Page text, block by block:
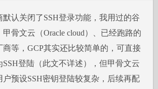
默认关闭了SSH登录功能，我用过的谷
骨文云（Oracle cloud）、已经跑路的
商等，GCP其实还比较简单的，可直接
登陆（此文不详述），但甲骨文云
户预设SSH密钥登陆较复杂，后续再配